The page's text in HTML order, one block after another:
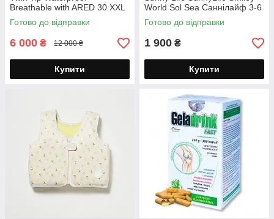
Breathable with ARED 30 XXL
Чоловіча водонепроникна
дихаюча з ARED 30
Готово до відправки
6 000 ₴ 12 000 ₴
Купити
World Sol Sea Саннілайф 3-6
років
Готово до відправки
1 900 ₴
Купити